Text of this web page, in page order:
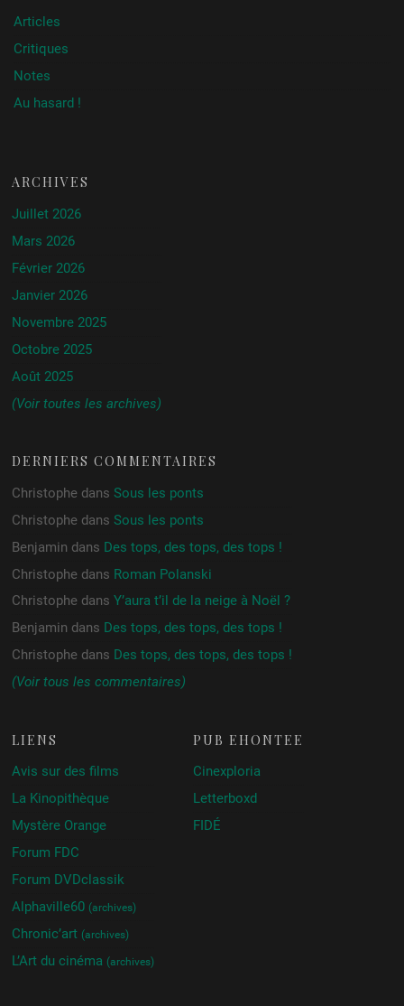
Articles
Critiques
Notes
Au hasard !
ARCHIVES
Juillet 2026
Mars 2026
Février 2026
Janvier 2026
Novembre 2025
Octobre 2025
Août 2025
(Voir toutes les archives)
DERNIERS COMMENTAIRES
Christophe dans Sous les ponts
Christophe dans Sous les ponts
Benjamin dans Des tops, des tops, des tops !
Christophe dans Roman Polanski
Christophe dans Y’aura t’il de la neige à Noël ?
Benjamin dans Des tops, des tops, des tops !
Christophe dans Des tops, des tops, des tops !
(Voir tous les commentaires)
LIENS
Avis sur des films
La Kinopithèque
Mystère Orange
Forum FDC
Forum DVDclassik
Alphaville60 (archives)
Chronic’art (archives)
L’Art du cinéma (archives)
PUB ÉHONTÉE
Cinexploria
Letterboxd
FIDÉ